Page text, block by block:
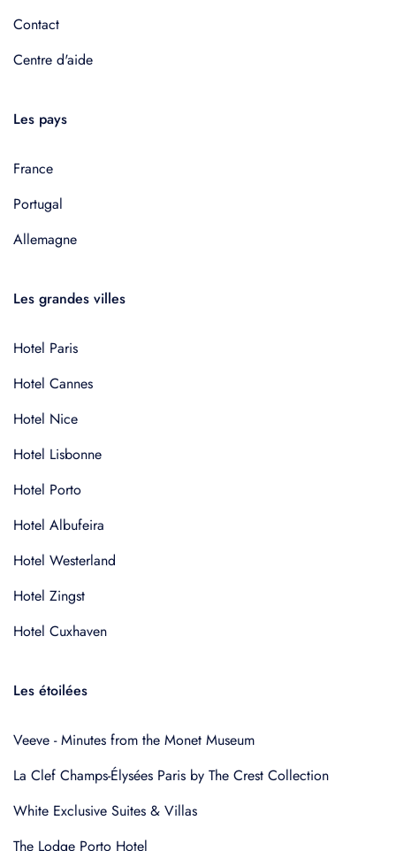
Contact
Centre d'aide
Les pays
France
Portugal
Allemagne
Les grandes villes
Hotel Paris
Hotel Cannes
Hotel Nice
Hotel Lisbonne
Hotel Porto
Hotel Albufeira
Hotel Westerland
Hotel Zingst
Hotel Cuxhaven
Les étoilées
Veeve - Minutes from the Monet Museum
La Clef Champs-Élysées Paris by The Crest Collection
White Exclusive Suites & Villas
The Lodge Porto Hotel